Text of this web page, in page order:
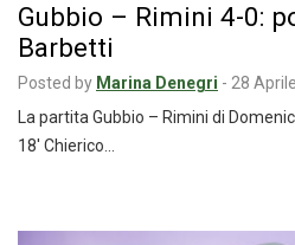
Gubbio – Rimini 4-0:
Barbetti
Posted by Marina Denegri - 28
La partita Gubbio – Rimini di
18′ Chierico…